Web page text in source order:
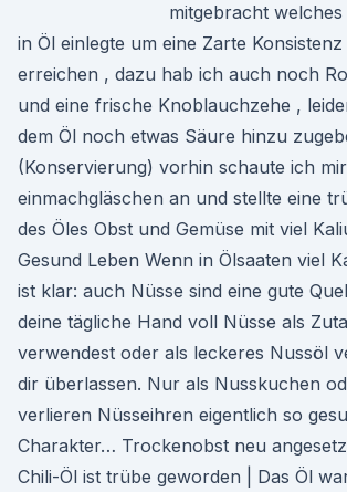
mitgebracht
in Öl einlegte um eine Zarte
erreichen , dazu hab ich auch noch
und eine frische Knoblauchzehe ,
dem Öl noch etwas Säure hinzu
(Konservierung) vorhin schaute ich
einmachgläschen an und stellte eine
des Öles Obst und Gemüse mit viel
Gesund Leben Wenn in Ölsaaten viel
ist klar: auch Nüsse sind eine gute
deine tägliche Hand voll Nüsse als
verwendest oder als leckeres Nussöl
dir überlassen. Nur als Nusskuchen
verlieren Nüsseihren eigentlich so
Charakter… Trockenobst neu
Chili-Öl ist trübe geworden | Das Öl